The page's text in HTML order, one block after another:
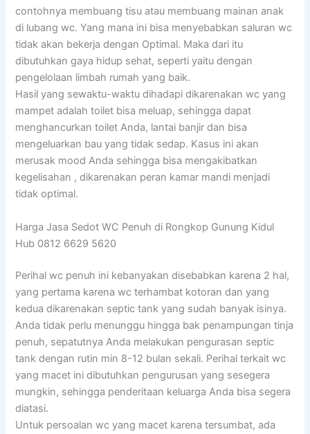
contohnya membuang tisu atau membuang mainan anak
di lubang wc. Yang mana ini bisa menyebabkan saluran wc
tidak akan bekerja dengan Optimal. Maka dari itu
dibutuhkan gaya hidup sehat, seperti yaitu dengan
pengelolaan limbah rumah yang baik.
Hasil yang sewaktu-waktu dihadapi dikarenakan wc yang
mampet adalah toilet bisa meluap, sehingga dapat
menghancurkan toilet Anda, lantai banjir dan bisa
mengeluarkan bau yang tidak sedap. Kasus ini akan
merusak mood Anda sehingga bisa mengakibatkan
kegelisahan , dikarenakan peran kamar mandi menjadi
tidak optimal.
Harga Jasa Sedot WC Penuh di Rongkop Gunung Kidul
Hub 0812 6629 5620
Perihal wc penuh ini kebanyakan disebabkan karena 2 hal,
yang pertama karena wc terhambat kotoran dan yang
kedua dikarenakan septic tank yang sudah banyak isinya.
Anda tidak perlu menunggu hingga bak penampungan tinja
penuh, sepatutnya Anda melakukan pengurasan septic
tank dengan rutin min 8-12 bulan sekali. Perihal terkait wc
yang macet ini dibutuhkan pengurusan yang sesegera
mungkin, sehingga penderitaan keluarga Anda bisa segera
diatasi.
Untuk persoalan wc yang macet karena tersumbat, ada